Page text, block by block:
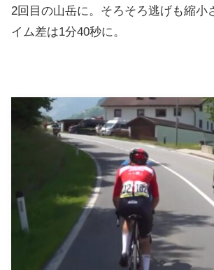
2回目の山岳に。そろそろ逃げも縮小
イム差は1分40秒に。